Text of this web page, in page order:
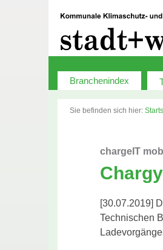
Branchenindex
Sie befinden sich hier:
chargeIT
[30.07.2019]
Technischen